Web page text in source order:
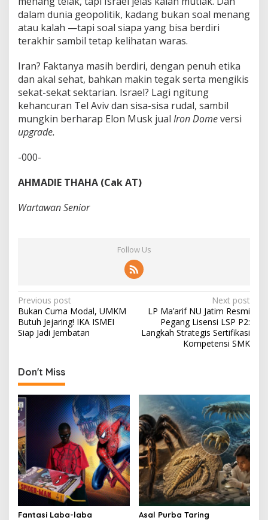
dalam dunia geopolitik, kadang bukan soal menang
atau kalah —tapi soal siapa yang bisa berdiri
terakhir sambil tetap kelihatan waras.
Iran? Faktanya masih berdiri, dengan penuh etika
dan akal sehat, bahkan makin tegak serta mengikis
sekat-sekat sektarian. Israel? Lagi ngitung
kehancuran Tel Aviv dan sisa-sisa rudal, sambil
mungkin berharap Elon Musk jual Iron Domeversi
upgrade.
-000-
AHMADIE THAHA (Cak AT)
Wartawan Senior
Follow Us
P
o
s
n
a
v
i
g
a
t
i
o
Previous post
Bukan Cuma Modal, UMKM
Butuh Jejaring! IKA ISMEI
Siap Jadi Jembatan
Next post
LP Ma’arif NU Jatim Resmi
Pegang Lisensi LSP P2:
Langkah Strategis Sertifikasi
Kompetensi SMK
Don't Miss
Fantasi Laba-laba
Asal Purba Taring